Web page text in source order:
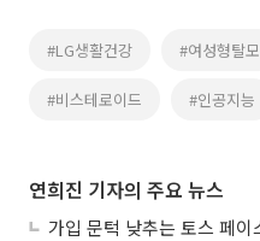
#LG생활건강 #여성형탈모
#비스테로이드 #인공지능
연희진 기자의 주요 뉴스